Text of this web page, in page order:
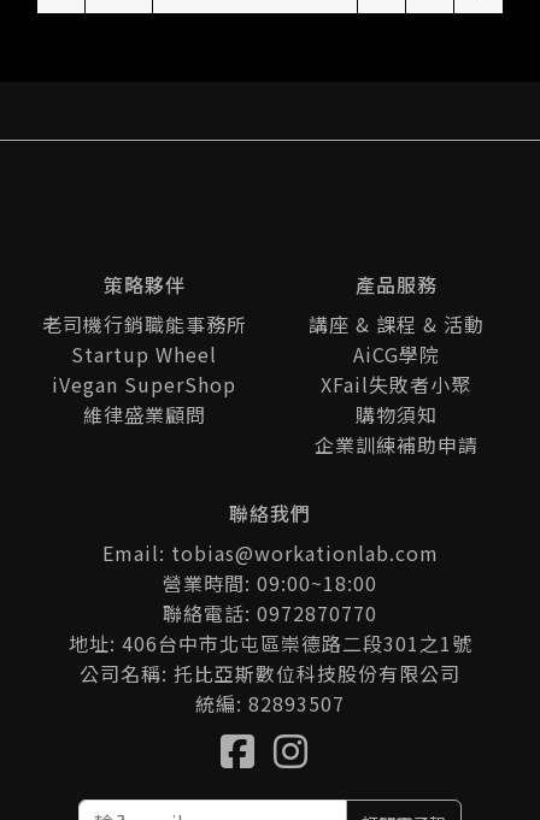
策略夥伴
老司機行銷職能事務所
Startup Wheel
iVegan SuperShop
維律盛業顧問
產品服務
講座 & 課程 & 活動
AiCG學院
XFail失敗者小聚
購物須知
企業訓練補助申請
聯絡我們
Email: tobias@workationlab.com
營業時間: 09:00~18:00
聯絡電話: 0972870770
地址: 406台中市北屯區崇德路二段301之1號
公司名稱: 托比亞斯數位科技股份有限公司
統編: 82893507